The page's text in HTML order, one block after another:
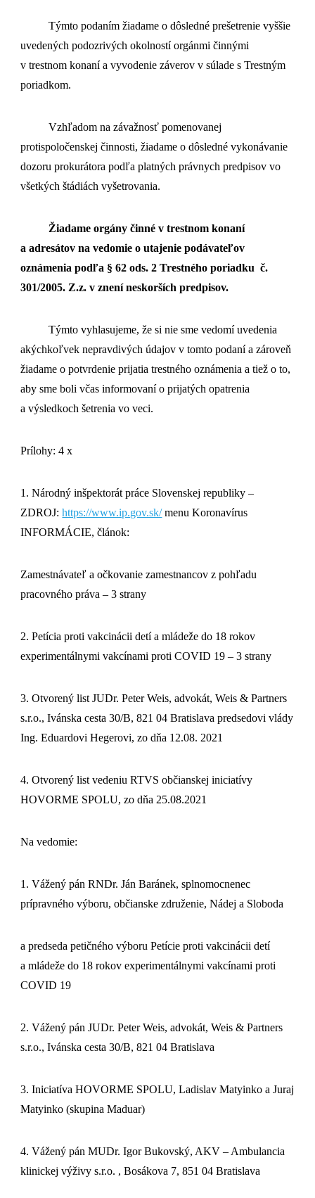
Týmto podaním žiadame o dôsledné prešetrenie vyššie
uvedených podozrivých okolností orgánmi činnými
v trestnom konaní a vyvodenie záverov v súlade s Trestným
poriadkom.
Vzhľadom na závažnosť pomenovanej
protispoločenskej činnosti, žiadame o dôsledné vykonávanie
dozoru prokurátora podľa platných právnych predpisov vo
všetkých štádiách vyšetrovania.
Žiadame orgány činné v trestnom konaní
a adresátov na vedomie o utajenie podávateľov
oznámenia podľa § 62 ods. 2 Trestného poriadku č.
301/2005. Z.z. v znení neskorších predpisov.
Týmto vyhlasujeme, že si nie sme vedomí uvedenia
akýchkoľvek nepravdivých údajov v tomto podaní a zároveň
žiadame o potvrdenie prijatia trestného oznámenia a tiež o to,
aby sme boli včas informovaní o prijatých opatrenia
a výsledkoch šetrenia vo veci.
Prílohy: 4 x
1. Národný inšpektorát práce Slovenskej republiky –
ZDROJ:https://www.ip.gov.sk/menu Koronavírus
INFORMÁCIE, článok:
Zamestnávateľ a očkovanie zamestnancov z pohľadu
pracovného práva – 3 strany
2. Petícia proti vakcinácii detí a mládeže do 18 rokov
experimentálnymi vakcínami proti COVID 19 – 3 strany
3. Otvorený list JUDr. Peter Weis, advokát, Weis & Partners
s.r.o., Ivánska cesta 30/B, 821 04 Bratislava predsedovi vlády
Ing. Eduardovi Hegerovi, zo dňa 12.08. 2021
4. Otvorený list vedeniu RTVS občianskej iniciatívy
HOVORME SPOLU, zo dňa 25.08.2021
Na vedomie:
1. Vážený pán RNDr. Ján Baránek, splnomocnenec
prípravného výboru, občianske združenie, Nádej a Sloboda
a predseda petičného výboru Petície proti vakcinácii detí
a mládeže do 18 rokov experimentálnymi vakcínami proti
COVID 19
2. Vážený pán JUDr. Peter Weis, advokát, Weis & Partners
s.r.o., Ivánska cesta 30/B, 821 04 Bratislava
3. Iniciatíva HOVORME SPOLU, Ladislav Matyinko a Juraj
Matyinko (skupina Maduar)
4. Vážený pán MUDr. Igor Bukovský, AKV – Ambulancia
klinickej výživy s.r.o. , Bosákova 7, 851 04 Bratislava